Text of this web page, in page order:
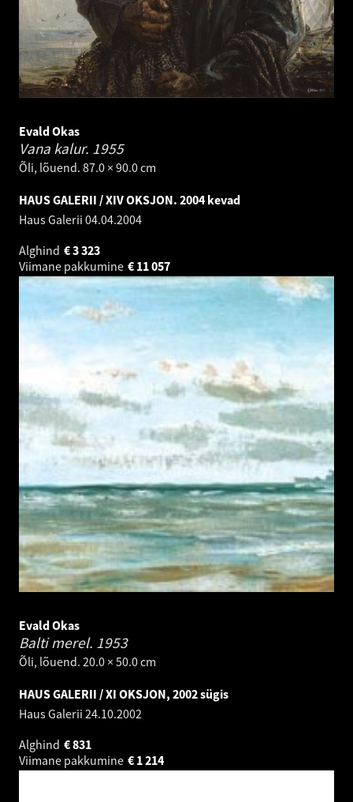
Evald Okas
Vana kalur. 1955
Õli, lõuend. 87.0 × 90.0 cm
HAUS GALERII / XIV OKSJON. 2004 kevad
Haus Galerii 04.04.2004
Alghind
3 323
€
Viimane pakkumine
11 057
€
Evald Okas
Balti merel. 1953
Õli, lõuend. 20.0 × 50.0 cm
HAUS GALERII / XI OKSJON, 2002 sügis
Haus Galerii 24.10.2002
Alghind
831
€
Viimane pakkumine
1 214
€